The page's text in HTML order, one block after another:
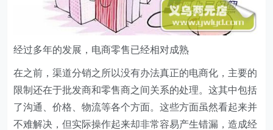
经过多年的发展，电商零售已经相对成熟
在之前，渠道分销之所以没有办法真正的电商化，主要的
限制还在于批发商和零售商之间关系的处理。这其中包括
了沟通、价格、物流等各个方面。这些方面虽然看起来并
不难解决，但实际操作起来却非常容易产生错漏，造成经